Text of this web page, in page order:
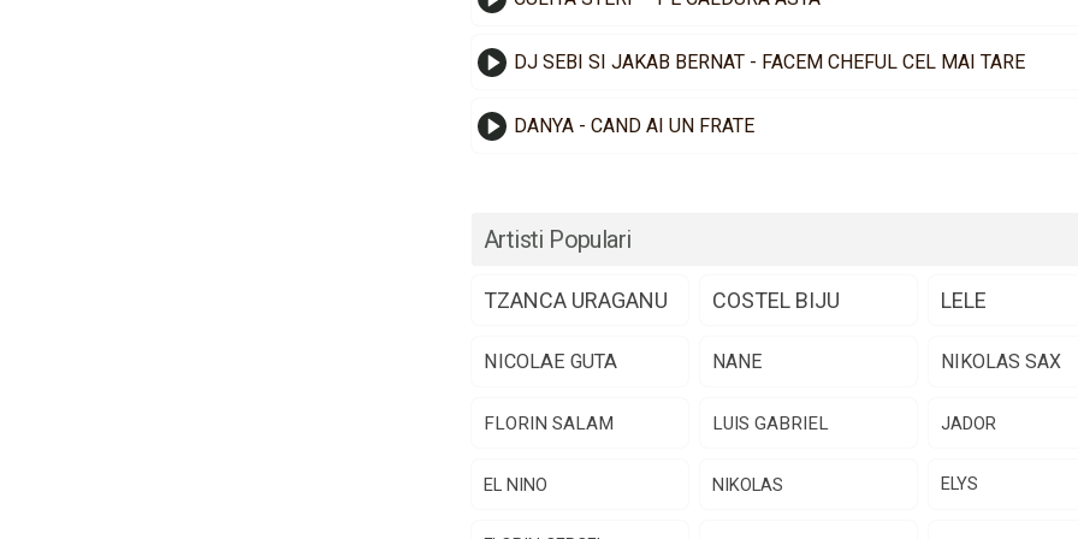
DJ SEBI SI JAKAB BERNAT - FACEM CHEFUL CEL MAI TARE
DANYA - CAND AI UN FRATE
Artisti Populari
TZANCA URAGANU COSTEL BIJU LELE
NICOLAE GUTA NANE NIKOLAS SAX
FLORIN SALAM LUIS GABRIEL JADOR
EL NINO NIKOLAS ELYS